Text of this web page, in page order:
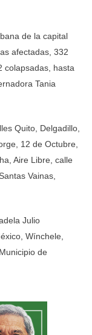
de la capital
afectadas, 332
colapsadas, hasta
Tania
Quito, Delgadillo,
12 de Octubre,
Aire Libre, calle
Vainas,
Julio
Wínchele,
de